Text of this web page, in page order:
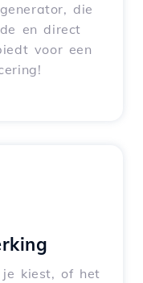
die
en direct
voor een
je kiest, of het